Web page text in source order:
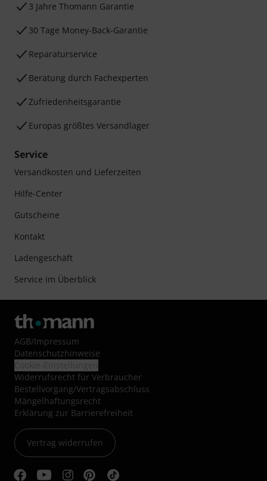
3 Jahre Thomann Garantie
30 Tage Money-Back-Garantie
Reparaturservice
Beratung durch Fachexperten
Zufriedenheitsgarantie
Europas größtes Versandlager
Service
Versandkosten und Lieferzeiten
Hilfe-Center
Gutscheine
Kontakt
Ladengeschäft
Service im Überblick
AGB/Impressum
Datenschutzhinweise
Widerrufsrecht für Verbraucher
Bestellvorgang/Vertragsabschluss
Mängelhaftungsrecht
Erklärung zur Barrierefreiheit
Vertrag widerrufen